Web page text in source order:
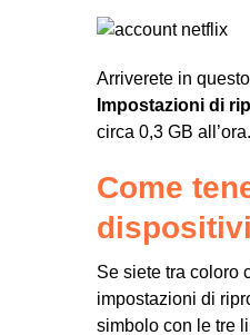
Arriverete in
Impostazioni di
circa 0,3 GB all’ora.
Come
Se siete tra coloro
impostazioni di
simbolo con le tre